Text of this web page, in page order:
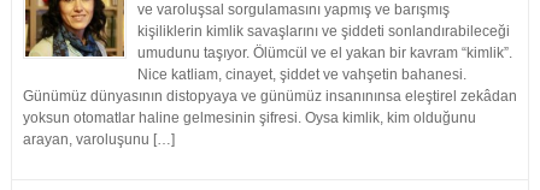
ve varoluşsal sorgulamasını yapmış ve barışmış
kişiliklerin kimlik savaşlarını ve şiddeti sonlandırabileceği
umudunu taşıyor. Ölümcül ve el yakan bir kavram “kimlik”.
Nice katliam, cinayet, şiddet ve vahşetin bahanesi.
Günümüz dünyasının distopyaya ve günümüz insanınınsa eleştirel zekâdan
yoksun otomatlar haline gelmesinin şifresi. Oysa kimlik, kim olduğunu
arayan, varoluşunu […]